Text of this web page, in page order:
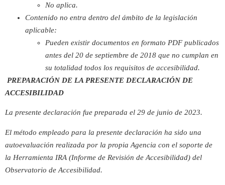
No aplica.
Contenido no entra dentro del ámbito de la legislación
aplicable:
Pueden existir documentos en formato PDF publicados
antes del 20 de septiembre de 2018 que no cumplan en
su totalidad todos los requisitos de accesibilidad.
PREPARACIÓN DE LA PRESENTE DECLARACIÓN DE
ACCESIBILIDAD
La presente declaración fue preparada el 29 de junio de 2023.
El método empleado para la presente declaración ha sido una
autoevaluación realizada por la propia Agencia con el soporte de
la Herramienta IRA (Informe de Revisión de Accesibilidad) del
Observatorio de Accesibilidad.